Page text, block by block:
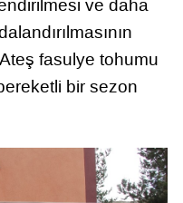
ve daha
fasulye tohumu
bir sezon